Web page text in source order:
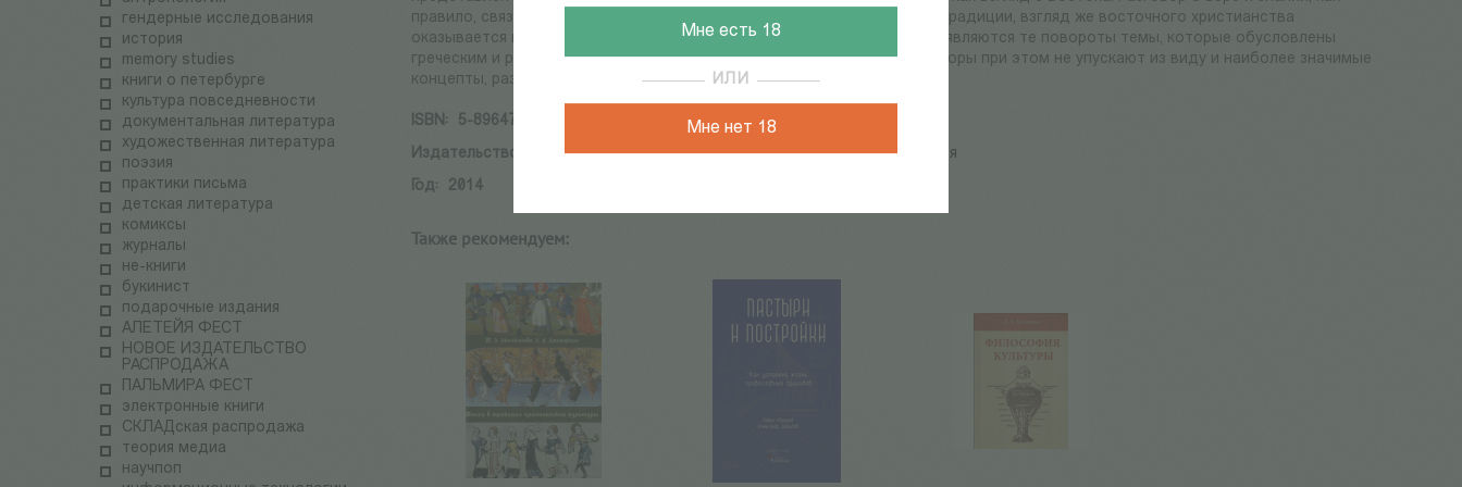
Мне есть 18
ИЛИ
Мне нет 18
гендерные исследования
история
memory studies
книги о петербурге
культура повседневности
документальная литература
художественная литература
поэзия
практики письма
детская литература
комиксы
журналы
не-книги
букинист
подарочные издания
АЛЕТЕЙЯ ФЕСТ
НОВОЕ ИЗДАТЕЛЬСТВО
РАСПРОДАЖА
ПАЛЬМИРА ФЕСТ
электронные книги
СКЛАДская распродажа
теория медиа
научпоп
правило, связан с идеями, разработанными в западной христианской традиции, взгляд же восточного христианства
оказывается в тени. Этот пробел и восполняет сборник, в котором выявляются те повороты темы, которые обусловлены
греческим и русским православным контекстом. Существенно, что авторы при этом не упускают из виду и наиболее значимые
концепты, разработанные в европейской философии и богословии.
ISBN:
5-89647-251-3
Издательство:
Библейско-богословский институт св. апостола Андрея
Год:
2014
Также рекомендуем: